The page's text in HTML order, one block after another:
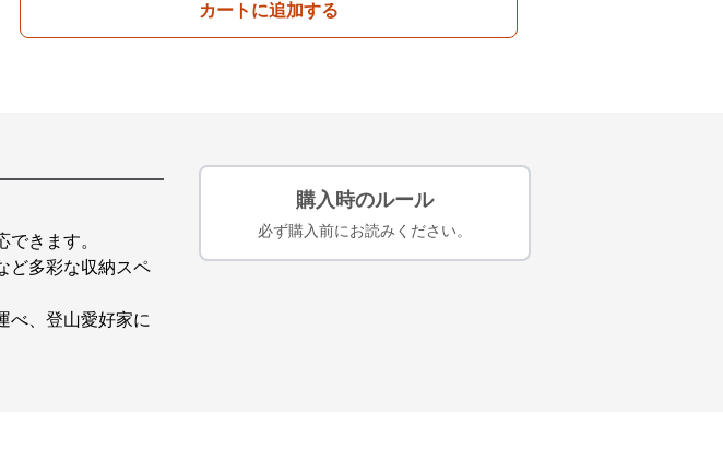
カートに追加する
きます。
ど多彩な収納スペ
べ、登山愛好家に
購入時のルール
必ず購入前にお読みください。